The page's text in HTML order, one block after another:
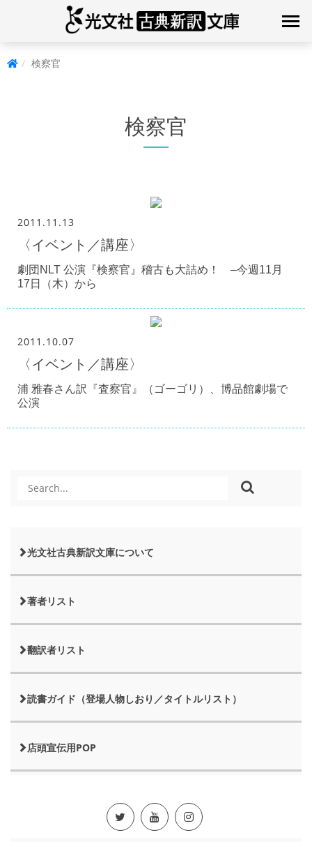
検察官
検察官
2011.11.13
〈イベント／講座〉
劇団NLT 公演『検察官』稽古も大詰め！ –今週11月
17日（木）から
2011.10.07
〈イベント／講座〉
浦 雅春さん訳『査察官』（ゴーゴリ）、博品館劇場で
公演
光文社古典新訳文庫について
著者リスト
翻訳者リスト
読書ガイド（登場人物しおり／タイトルリスト）
店頭宣伝用POP